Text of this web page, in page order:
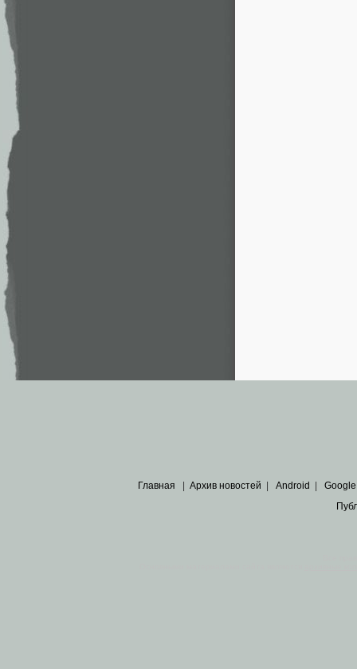
Главная Архив новостей Android Google